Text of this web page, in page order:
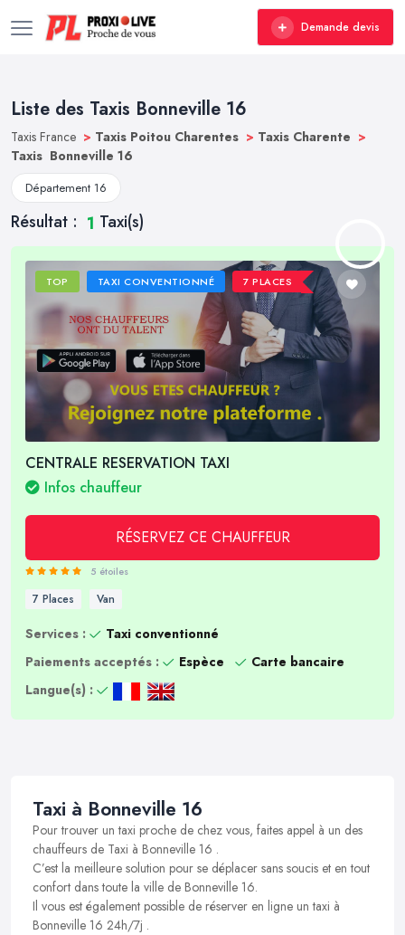
Demande devis
Liste des Taxis Bonneville 16
Taxis France > Taxis Poitou Charentes > Taxis Charente >
Taxis Bonneville 16
Département 16
Résultat : 1 Taxi(s)
TOP TAXI CONVENTIONNÉ 7 PLACES
CENTRALE RESERVATION TAXI
Infos chauffeur
RÉSERVEZ CE CHAUFFEUR
5 étoiles
7 Places Van
Services :
Taxi conventionné
Paiements acceptés :
Espèce
Carte bancaire
Langue(s) :
Taxi à Bonneville 16
Pour trouver un taxi proche de chez vous, faites appel à un des
chauffeurs de Taxi à Bonneville 16 .
C’est la meilleure solution pour se déplacer sans soucis et en tout
confort dans toute la ville de Bonneville 16.
Il vous est également possible de réserver en ligne un taxi à
Bonneville 16 24h/7j .